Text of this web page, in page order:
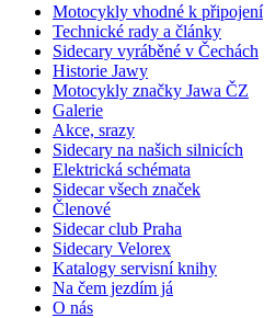
Motocykly vhodné k připojení
Technické rady a články
Sidecary vyráběné v Čechách
Historie Jawy
Motocykly značky Jawa ČZ
Galerie
Akce, srazy
Sidecary na našich silnicích
Elektrická schémata
Sidecar všech značek
Členové
Sidecar club Praha
Sidecary Velorex
Katalogy servisní knihy
Na čem jezdím já
O nás